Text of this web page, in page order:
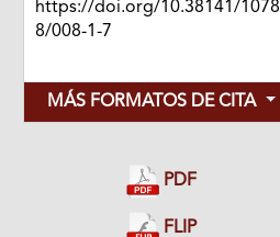
https://doi.org/10.38141/1078
8/008-1-7
MÁS FORMATOS DE CITA
PDF
FLIP